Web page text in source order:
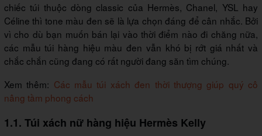
chiếc túi thuộc dòng classic của Hermès, Chanel, YSL hay
Céline thì tone màu đen sẽ là lựa chọn đáng để cân nhắc. Bởi
vì cho dù bạn muốn bán lại vào thời điểm nào đi chăng nữa,
các mẫu túi hàng hiệu màu đen vẫn khó bị rớt giá nhất và
chắc chắn cũng đang có rất người đang săn tìm chúng.
Xem thêm: Các mẫu túi xách đen thời thượng giúp quý cô
nâng tầm phong cách
1.1. Túi xách nữ hàng hiệu Hermès Kelly